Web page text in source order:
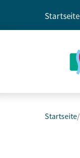
Startseite